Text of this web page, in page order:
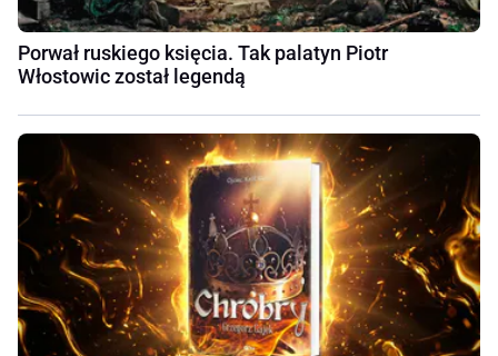
Porwał ruskiego księcia. Tak palatyn Piotr
Włostowic został legendą